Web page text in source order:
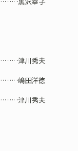
川秀夫
嶋田洋徳
津川秀夫